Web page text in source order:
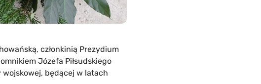
członkinią Prezydium
Józefa Piłsudskiego
wojskowej, będącej w latach